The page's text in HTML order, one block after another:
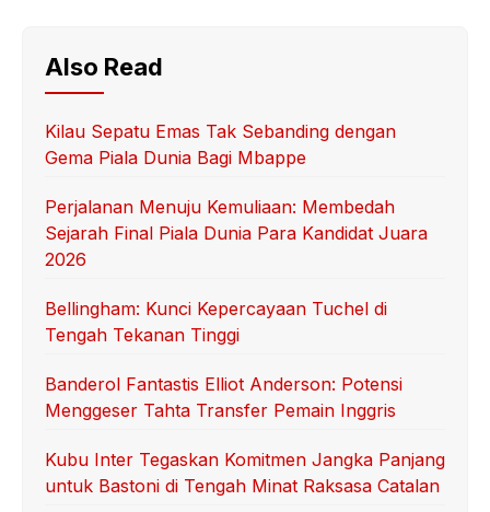
Also Read
Kilau Sepatu Emas Tak Sebanding dengan
Gema Piala Dunia Bagi Mbappe
Perjalanan Menuju Kemuliaan: Membedah
Sejarah Final Piala Dunia Para Kandidat Juara
2026
Bellingham: Kunci Kepercayaan Tuchel di
Tengah Tekanan Tinggi
Banderol Fantastis Elliot Anderson: Potensi
Menggeser Tahta Transfer Pemain Inggris
Kubu Inter Tegaskan Komitmen Jangka Panjang
untuk Bastoni di Tengah Minat Raksasa Catalan